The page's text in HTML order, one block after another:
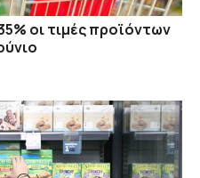
οι τιμές προϊόντων